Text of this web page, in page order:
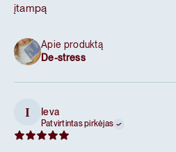
įtampą
Apie produktą
De-stress
I Ieva
Patvirtintas pirkėjas